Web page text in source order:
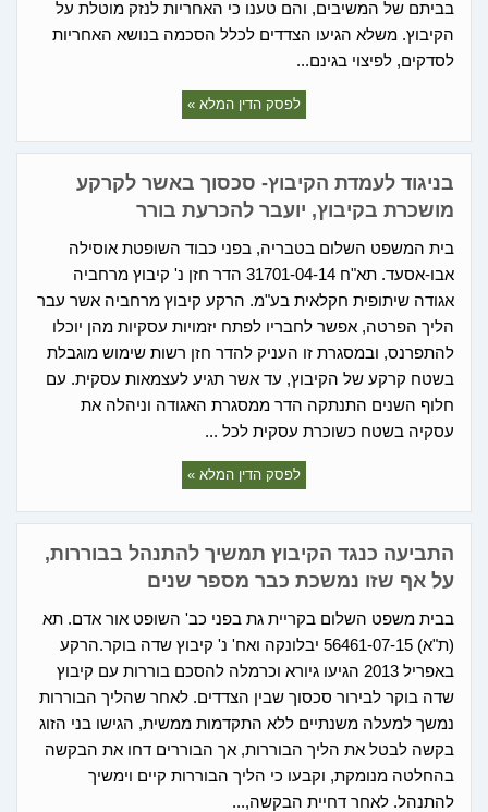
בביתם של המשיבים, והם טענו כי האחריות לנזק מוטלת על
הקיבוץ. משלא הגיעו הצדדים לכלל הסכמה בנושא האחריות
לסדקים, לפיצוי בגינם...
לפסק הדין המלא »
בניגוד לעמדת הקיבוץ- סכסוך באשר לקרקע
מושכרת בקיבוץ, יועבר להכרעת בורר
בית המשפט השלום בטבריה, בפני כבוד השופטת אוסילה
אבו-אסעד. תא"ח 31701-04-14 הדר חזן נ' קיבוץ מרחביה
אגודה שיתופית חקלאית בע"מ. הרקע קיבוץ מרחביה אשר עבר
הליך הפרטה, אפשר לחבריו לפתח יזמויות עסקיות מהן יוכלו
להתפרנס, ובמסגרת זו העניק להדר חזן רשות שימוש מוגבלת
בשטח קרקע של הקיבוץ, עד אשר תגיע לעצמאות עסקית. עם
חלוף השנים התנתקה הדר ממסגרת האגודה וניהלה את
עסקיה בשטח כשוכרת עסקית לכל ...
לפסק הדין המלא »
התביעה כנגד הקיבוץ תמשיך להתנהל בבוררות,
על אף שזו נמשכת כבר מספר שנים
בבית משפט השלום בקריית גת בפני כב' השופט אור אדם. תא
(ת"א) 56461-07-15 יבלונקה ואח' נ' קיבוץ שדה בוקר.הרקע
באפריל 2013 הגיעו גיורא וכרמלה להסכם בוררות עם קיבוץ
שדה בוקר לבירור סכסוך שבין הצדדים. לאחר שהליך הבוררות
נמשך למעלה משנתיים ללא התקדמות ממשית, הגישו בני הזוג
בקשה לבטל את הליך הבוררות, אך הבוררים דחו את הבקשה
בהחלטה מנומקת, וקבעו כי הליך הבוררות קיים וימשיך
להתנהל. לאחר דחיית הבקשה,...